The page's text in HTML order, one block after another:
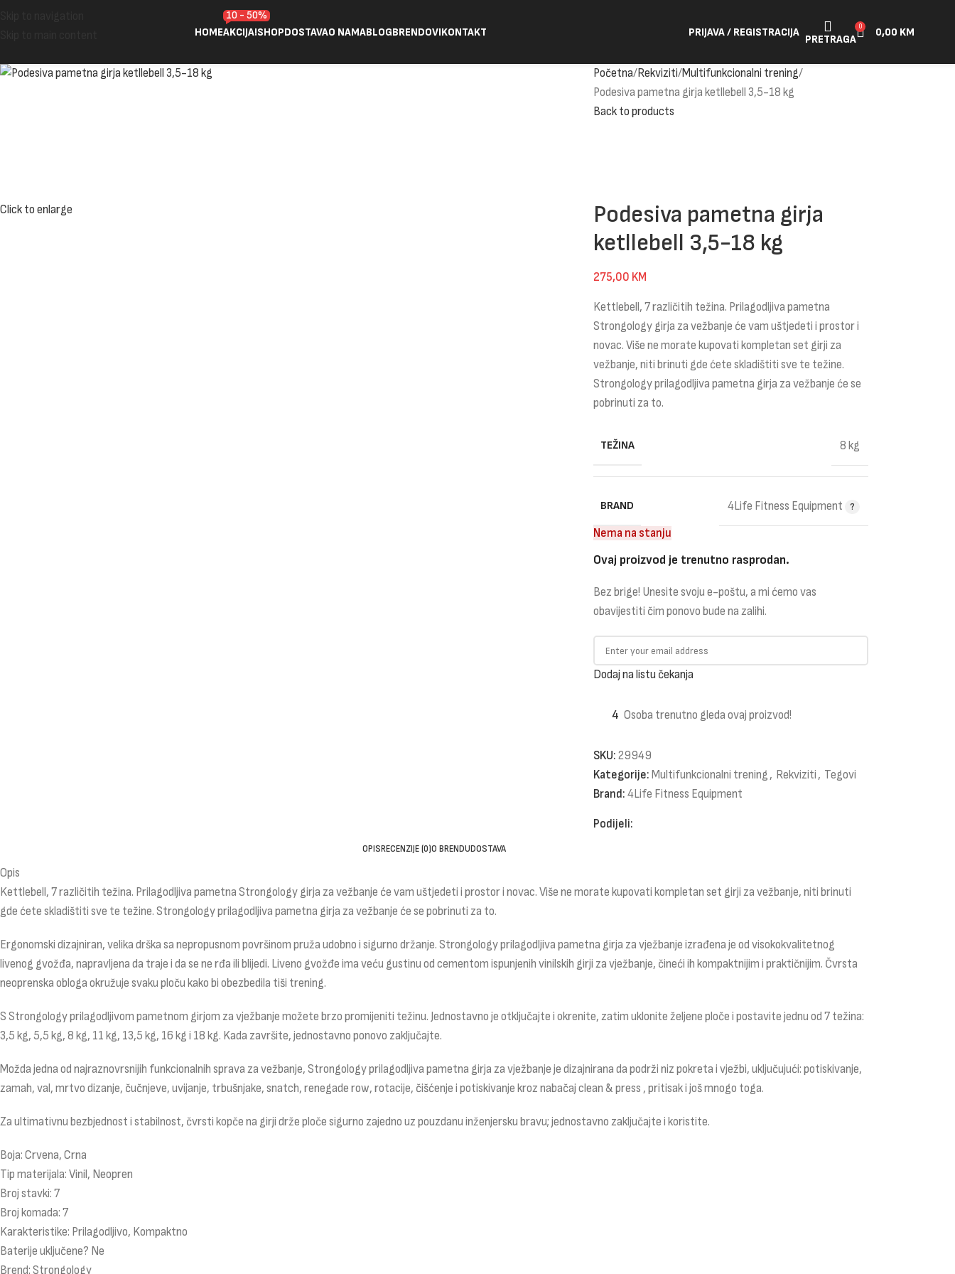
HOMEAKCIJA!
10 - 50%
SHOPDOSTAVAO NAMABLOGBRENDOVIKONTAKT PRIJAVA / REGISTRACIJA
PRETRAGA
0 0,00 KM
Click to enlarge
Početna Rekviziti Multifunkcionalni trening
Podesiva pametna girja ketllebell 3,5-18 kg
Back to products
Podesiva pametna girja
ketllebell 3,5-18 kg
275,00 KM
Kettlebell, 7 različitih težina. Prilagodljiva pametna
Strongology girja za vežbanje će vam uštjedeti i prostor i
novac. Više ne morate kupovati kompletan set girji za
vežbanje, niti brinuti gde ćete skladištiti sve te težine.
Strongology prilagodljiva pametna girja za vežbanje će se
pobrinuti za to.
TEŽINA 8 kg
BRAND
4Life Fitness Equipment
Nema na stanju
Ovaj proizvod je trenutno rasprodan.
Bez brige! Unesite svoju e-poštu, a mi ćemo vas
obavijestiti čim ponovo bude na zalihi.
Dodaj na listu čekanja
4 Osoba trenutno gleda ovaj proizvod!
SKU: 29949
Kategorije: Multifunkcionalni trening , Rekviziti , Tegovi
Brand: 4Life Fitness Equipment
Podijeli:
OPISRECENZIJE (0)O BRENDUDOSTAVA
Opis
Kettlebell, 7 različitih težina. Prilagodljiva pametna Strongology girja za vežbanje će vam uštjedeti i prostor i novac. Više ne morate kupovati kompletan set girji za vežbanje, niti brinuti
gde ćete skladištiti sve te težine. Strongology prilagodljiva pametna girja za vežbanje će se pobrinuti za to.
Ergonomski dizajniran, velika drška sa nepropusnom površinom pruža udobno i sigurno držanje. Strongology prilagodljiva pametna girja za vježbanje izrađena je od visokokvalitetnog
livenog gvožđa, napravljena da traje i da se ne rđa ili blijedi. Liveno gvožđe ima veću gustinu od cementom ispunjenih vinilskih girji za vježbanje, čineći ih kompaktnijim i praktičnijim. Čvrsta
neoprenska obloga okružuje svaku ploču kako bi obezbedila tiši trening.
S Strongology prilagodljivom pametnom girjom za vježbanje možete brzo promijeniti težinu. Jednostavno je otključajte i okrenite, zatim uklonite željene ploče i postavite jednu od 7 težina:
3,5 kg, 5,5 kg, 8 kg, 11 kg, 13,5 kg, 16 kg i 18 kg. Kada završite, jednostavno ponovo zaključajte.
Možda jedna od najraznovrsnijih funkcionalnih sprava za vežbanje, Strongology prilagodljiva pametna girja za vježbanje je dizajnirana da podrži niz pokreta i vježbi, uključujući: potiskivanje,
zamah, val, mrtvo dizanje, čučnjeve, uvijanje, trbušnjake, snatch, renegade row, rotacije, čišćenje i potiskivanje kroz nabačaj clean & press , pritisak i još mnogo toga.
Za ultimativnu bezbjednost i stabilnost, čvrsti kopče na girji drže ploče sigurno zajedno uz pouzdanu inženjersku bravu; jednostavno zaključajte i koristite.
Boja: Crvena, Crna
Tip materijala: Vinil, Neopren
Broj stavki: 7
Broj komada: 7
Karakteristike: Prilagodljivo, Kompaktno
Baterije uključene? Ne
Brend: Strongology